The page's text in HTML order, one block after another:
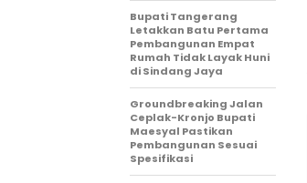
Bupati Tangerang
Letakkan Batu Pertama
Pembangunan Empat
Rumah Tidak Layak Huni
di Sindang Jaya
Groundbreaking Jalan
Ceplak-Kronjo Bupati
Maesyal Pastikan
Pembangunan Sesuai
Spesifikasi